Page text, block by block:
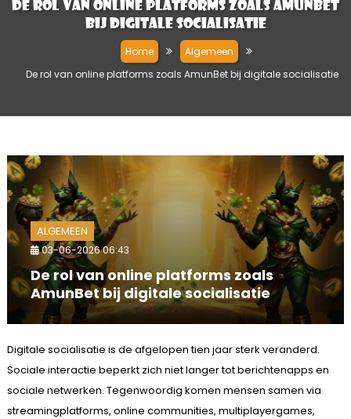
De rol van online platforms zoals AmunBet
bij digitale socialisatie
Home
Algemeen
De rol van online platforms zoals AmunBet bij digitale socialisatie
ALGEMEEN
03-06-2026 06:43
De rol van online platforms zoals
AmunBet bij digitale socialisatie
Digitale socialisatie is de afgelopen tien jaar sterk veranderd.
Sociale interactie beperkt zich niet langer tot berichtenapps en
sociale netwerken. Tegenwoordig komen mensen samen via
streamingplatforms, online communities, multiplayergames,